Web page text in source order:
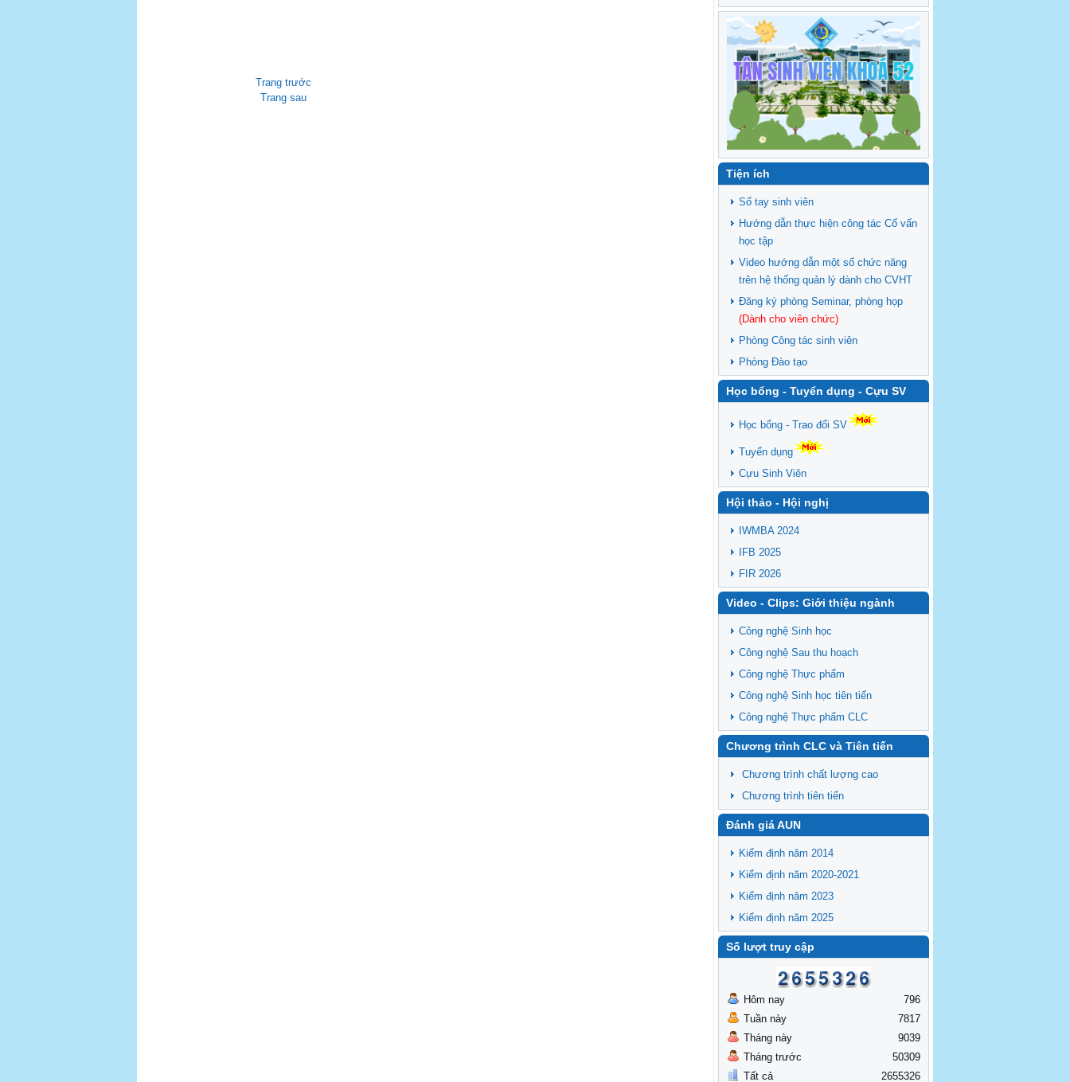
Trang trước
Trang sau
Tiện ích
Sổ tay sinh viên
Hướng dẫn thực hiện công tác Cố vấn
học tập
Video hướng dẫn một số chức năng
trên hệ thống quản lý dành cho CVHT
Đăng ký phòng Seminar, phòng họp
(Dành cho viên chức)
Phòng Công tác sinh viên
Phòng Đào tạo
Học bổng - Tuyển dụng - Cựu SV
Học bổng - Trao đổi SV
Tuyển dụng
Cựu Sinh Viên
Hội thảo - Hội nghị
IWMBA 2024
IFB 2025
FIR 2026
Video - Clips: Giới thiệu ngành
Công nghệ Sinh học
Công nghệ Sau thu hoạch
Công nghệ Thực phẩm
Công nghệ Sinh học tiên tiến
Công nghệ Thực phẩm CLC
Chương trình CLC và Tiên tiến
Chương trình chất lượng cao
Chương trình tiên tiến
Đánh giá AUN
Kiểm định năm 2014
Kiểm định năm 2020-2021
Kiểm định năm 2023
Kiểm định năm 2025
Số lượt truy cập
Hôm nay
Tuần này
Tháng này
Tháng trước
Tất cả
796
7817
9039
50309
2655326